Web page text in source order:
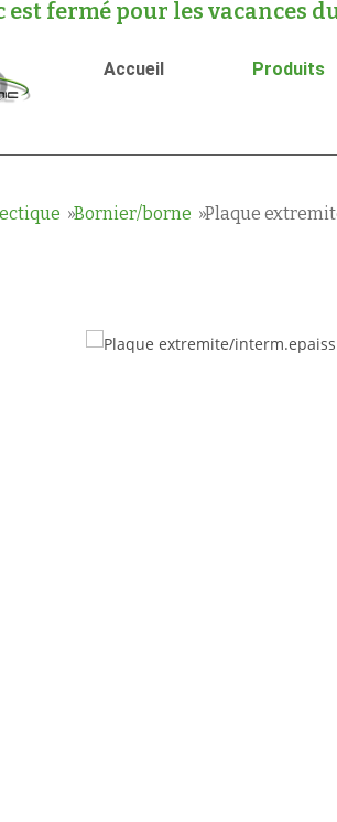
est fermé pour les vacances
Accueil Produits
Bornier/borne Plaque